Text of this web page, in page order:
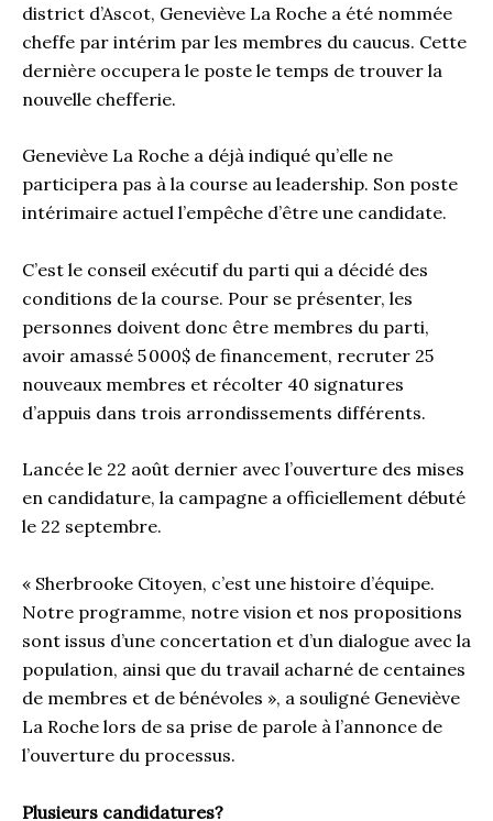
district d’Ascot, Geneviève La Roche a été nommée
cheffe par intérim par les membres du caucus. Cette
dernière occupera le poste le temps de trouver la
nouvelle chefferie.
Geneviève La Roche a déjà indiqué qu’elle ne
participera pas à la course au leadership. Son poste
intérimaire actuel l’empêche d’être une candidate.
C’est le conseil exécutif du parti qui a décidé des
conditions de la course. Pour se présenter, les
personnes doivent donc être membres du parti,
avoir amassé 5 000$ de financement, recruter 25
nouveaux membres et récolter 40 signatures
d’appuis dans trois arrondissements différents.
Lancée le 22 août dernier avec l’ouverture des mises
en candidature, la campagne a officiellement débuté
le 22 septembre.
« Sherbrooke Citoyen, c’est une histoire d’équipe.
Notre programme, notre vision et nos propositions
sont issus d’une concertation et d’un dialogue avec la
population, ainsi que du travail acharné de centaines
de membres et de bénévoles », a souligné Geneviève
La Roche lors de sa prise de parole à l’annonce de
l’ouverture du processus.
Plusieurs candidatures?